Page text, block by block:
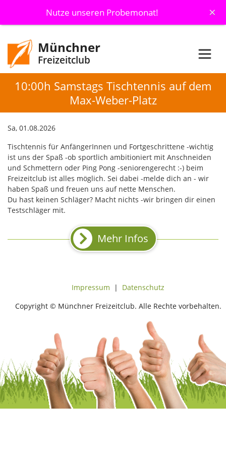
Nutze unseren Probemonat! ×
Münchner
Freizeitclub
10:00h Samstags Tischtennis auf dem
Max-Weber-Platz
Sa, 01.08.2026
Tischtennis für AnfängerInnen und Fortgeschrittene -wichtig
ist uns der Spaß -ob sportlich ambitioniert mit Anschneiden
und Schmettern oder Ping Pong -seniorengerecht :-) beim
Freizeitclub ist alles möglich. Sei dabei -melde dich an - wir
haben Spaß und freuen uns auf nette Menschen.
Du hast keinen Schläger? Macht nichts -wir bringen dir einen
Testschläger mit.
Mehr Infos
Impressum | Datenschutz
Copyright © Münchner Freizeitclub. Alle Rechte vorbehalten.